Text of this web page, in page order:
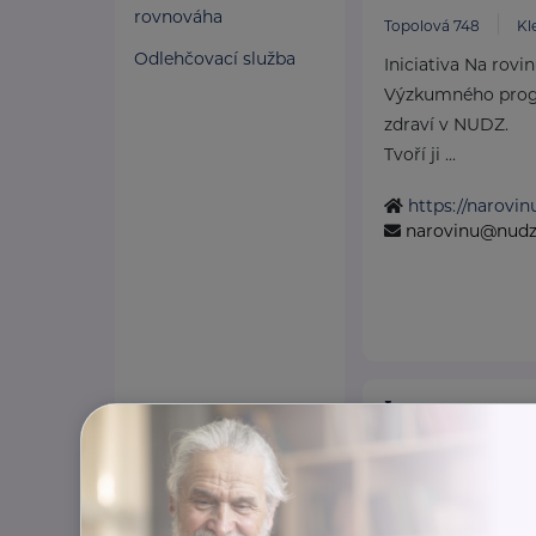
rovnováha
Odlehčovací služba
Topolová 748
Iniciativa Na
Výzkumného
zdraví v NUDZ.
Tvoří ji ...
https://
Loono, z. s.
medicíny a